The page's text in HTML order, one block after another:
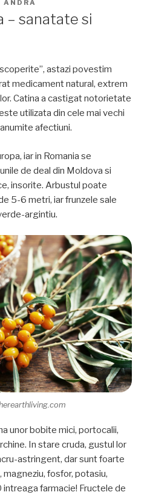
ANDRA
– sanatate si
astazi povestim
medicament natural, extrem
Catina a castigat notorietate
utilizata din cele mai vechi
afectiuni.
iar in Romania se
de deal din Moldova si
insorite. Arbustul poate
5-6 metri, iar frunzele sale
argintiu.
unor bobite mici, portocalii,
In stare cruda, gustul lor
astringent, dar sunt foarte
fosfor, potasiu,
intreaga farmacie! Fructele de